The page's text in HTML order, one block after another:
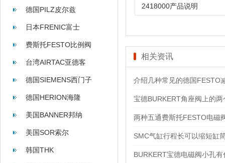
德国PILZ皮尔兹
日本FRENIC富士
费斯托FESTO比例阀
台湾AIRTAC亚德客
德国SIEMENS西门子
德国HERION海隆
美国BANNER邦纳
美国SOR索尔
韩国THK
2418000产品说明
相关资讯
介绍几种常见的德国FESTO
宝德BURKERT角座阀上的
两种五通费斯托FESTO电磁
SMC气缸行程长可以缩短缸
BURKERT宝德电磁阀小孔有